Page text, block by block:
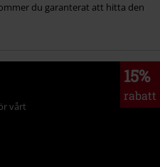
du garanterat att hitta den
15%
rabatt
vårt